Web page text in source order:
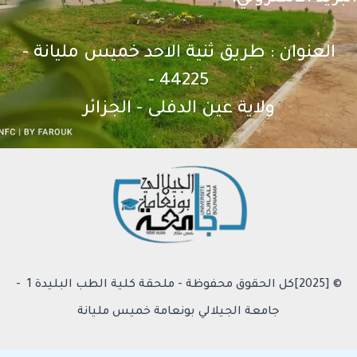
العنوان : طريق ثنية الاحد خميس مليانة -
44225 -
ولاية عين الدفلى - الجزائر
© [2025]كل الحقوق محفوظة - ملحقة كلية الطب البليدة 1 -
جامعة الجيلالي بونعامة خميس مليانة